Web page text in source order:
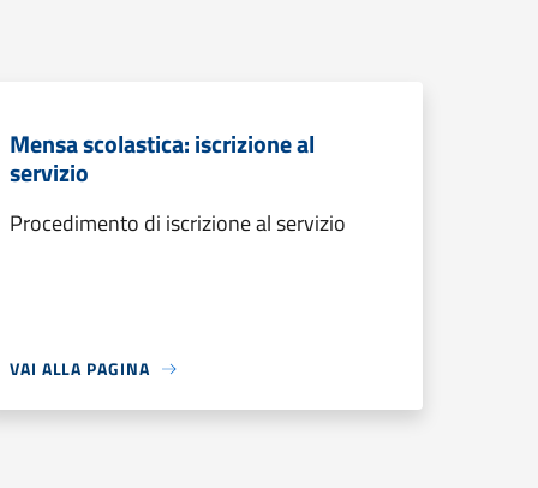
Mensa scolastica: iscrizione al
servizio
Procedimento di iscrizione al servizio
VAI ALLA PAGINA